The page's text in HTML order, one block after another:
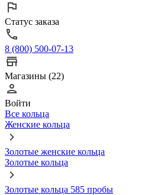
Статус заказа
8 (800) 500-07-13
Магазины (22)
Войти
Все кольца
Женские кольца
Золотые женские кольца
Золотые кольца
Золотые кольца 585 пробы